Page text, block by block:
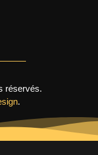
réservés.
.